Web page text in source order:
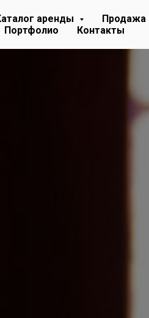
аренды Продажа
Портфолио
Контакты
проезд, 23а